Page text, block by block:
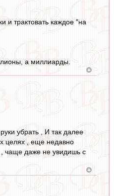
и трактовать каждое "на
а миллиарды.
убрать , И так далее
целях , еще недавно
, чаще даже не увидишь с